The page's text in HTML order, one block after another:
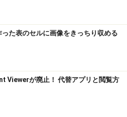
す。
は黒で文字の色は白だ。変更した
」に表示される
ってスライドショーを実
ー」タブの「最初から」をクリ
た表のセルに画像をきっちり収める
Viewerが廃止！ 代替アプリと閲覧方